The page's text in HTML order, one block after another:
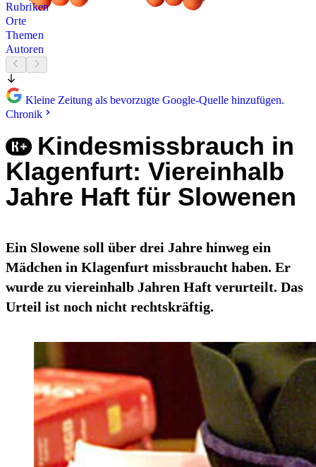
Rubriken
Orte
Themen
Autoren
Kleine Zeitung als bevorzugte Google-Quelle hinzufügen.
Chronik
Kindesmissbrauch in
Klagenfurt: Viereinhalb
Jahre Haft für Slowenen
Ein Slowene soll über drei Jahre hinweg ein
Mädchen in Klagenfurt missbraucht haben. Er
wurde zu viereinhalb Jahren Haft verurteilt. Das
Urteil ist noch nicht rechtskräftig.